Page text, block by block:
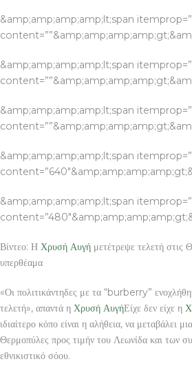
&amp;amp;amp;amp;lt;span
&amp;amp;amp;amp;lt;span
&amp;amp;amp;amp;lt;span
&amp;amp;amp;amp;lt;span
&amp;amp;amp;amp;lt;span
Βίντεο: Η Χρυσή Αυγή μετέτρεψε τελετή στις
υπερθέαμα
«Οι πολιτικάντηδες με τα “burberry”
τελετή», απαντά η Χρυσή ΑυγήΕίχε δεν είχε η
ιδιαίτερο κόπο είναι η αλήθεια, να μεταβάλει
Θερμοπύλες προς τιμήν του Λεωνίδα και των
εθνικιστικό σόου.